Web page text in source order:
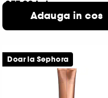
377,00 Lei
188,50 Lei /100ml
Adauga in cos
Doar la Sephora